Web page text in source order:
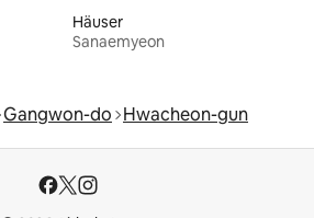
Häuser
Sanaemyeon
Gangwon-do Hwacheon-gun